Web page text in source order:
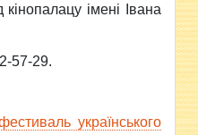
кінопалацу імені Івана
57-29.
українського